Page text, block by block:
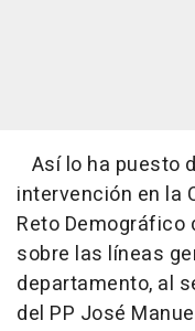
Así lo ha puesto
intervención en la
Reto Demográfico
sobre las líneas
departamento, al
del PP José